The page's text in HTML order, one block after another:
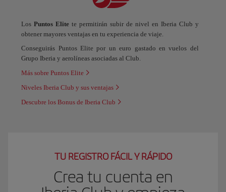
LosPuntos Elite te permitirán subir de nivel en Iberia Club y
obtener mayores ventajas en tu experiencia de viaje.
Conseguirás Puntos Elite por un euro gastado en vuelos del
Grupo Iberia y aerolíneas asociadas al Club.
Más sobre Puntos Elite
Niveles Iberia Club y sus ventajas
Descubre los Bonus de Iberia Club
TU REGISTRO FÁCIL Y RÁPIDO
Crea tu cuenta en